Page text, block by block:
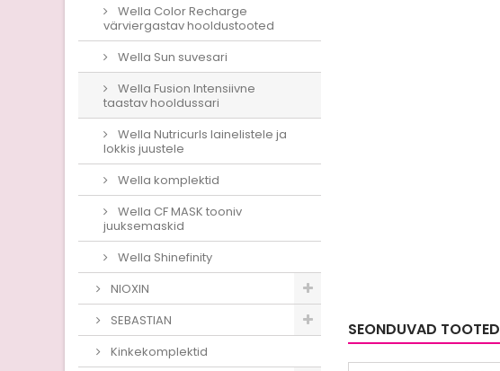
Wella Color Recharge
värviergastav hooldustooted
Wella Sun suvesari
Wella Fusion Intensiivne
taastav hooldussari
Wella Nutricurls lainelistele ja
lokkis juustele
Wella komplektid
Wella CF MASK tooniv
juuksemaskid
Wella Shinefinity
NIOXIN
SEBASTIAN
Kinkekomplektid
SEONDUVAD TOOTED